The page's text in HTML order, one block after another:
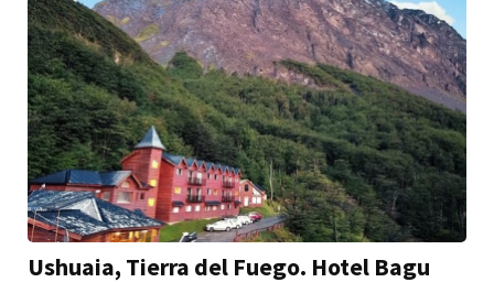
Ushuaia, Tierra del Fuego. Hotel Bagu